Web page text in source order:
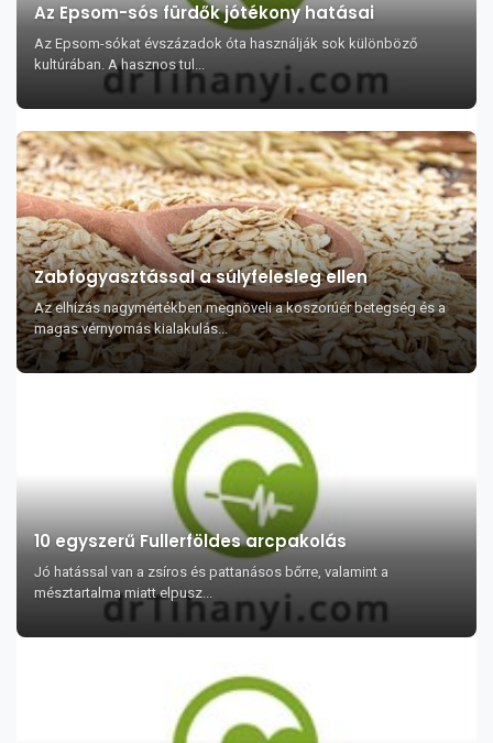
Az Epsom-sós fürdők jótékony hatásai
Az Epsom-sókat évszázadok óta használják sok különböző
kultúrában. A hasznos tul...
Zabfogyasztással a súlyfelesleg ellen
Az elhízás nagymértékben megnöveli a koszorúér betegség és a
magas vérnyomás kialakulás...
10 egyszerű Fullerföldes arcpakolás
Jó hatással van a zsíros és pattanásos bőrre, valamint a
mésztartalma miatt elpusz...